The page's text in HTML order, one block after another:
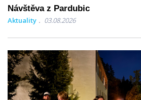
Návštěva z Pardubic
Aktuality 03.08.2026